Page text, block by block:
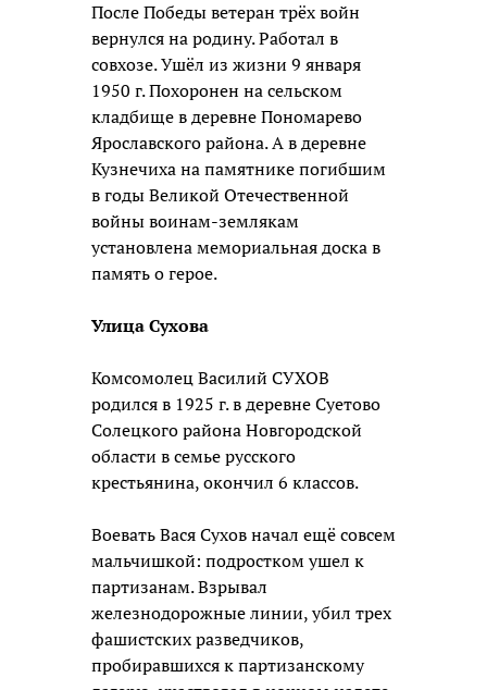
После Победы ветеран трёх войн
вернулся на родину. Работал в
совхозе. Ушёл из жизни 9 января
1950 г. Похоронен на сельском
кладбище в деревне Пономарево
Ярославского района. А в деревне
Кузнечиха на памятнике погибшим
в годы Великой Отечественной
войны воинам-землякам
установлена мемориальная доска в
память о герое.
Улица Сухова
Комсомолец Василий СУХОВ
родился в 1925 г. в деревне Суетово
Солецкого района Новгородской
области в семье русского
крестьянина, окончил 6 классов.
Воевать Вася Сухов начал ещё совсем
мальчишкой: подростком ушел к
партизанам. Взрывал
железнодорожные линии, убил трех
фашистских разведчиков,
пробиравшихся к партизанскому